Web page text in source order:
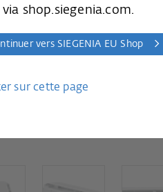
via shop.siegenia.com.
vers SIEGENIA EU Shop
sur cette page